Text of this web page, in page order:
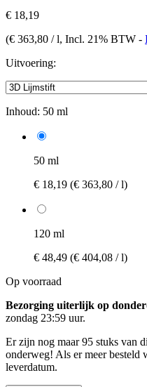
€ 18,19
(€ 363,80 / l, Incl. 21% BTW -
Uitvoering:
Inhoud: 50 ml
50 ml
€ 18,19 (€ 363,80 / l)
120 ml
€ 48,49 (€ 404,08 / l)
Op voorraad
Bezorging uiterlijk op
zondag 23:59 uur.
Er zijn nog maar 95 stuks van
onderweg! Als er meer besteld
leverdatum.